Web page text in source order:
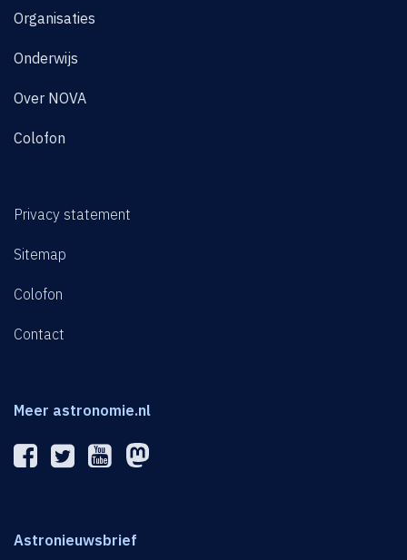
Organisaties
Onderwijs
Over NOVA
Colofon
Privacy statement
Sitemap
Colofon
Contact
Meer astronomie.nl
Astronieuwsbrief